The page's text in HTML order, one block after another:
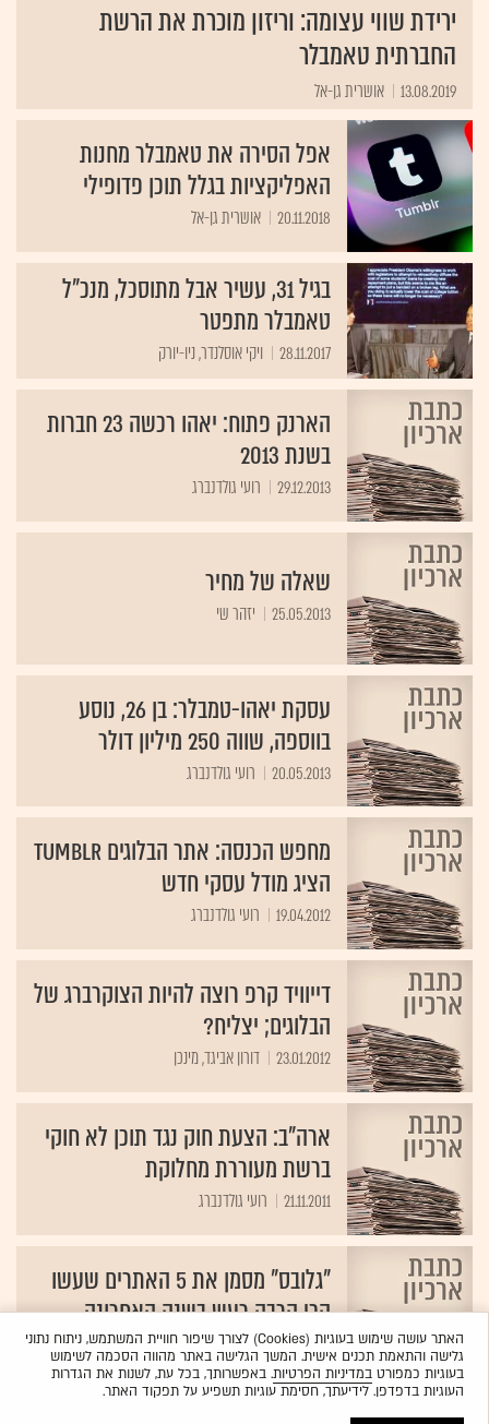
ירידת שווי עצומה: וריזון מוכרת את הרשת
החברתית טאמבלר
13.08.2019 אושרית גן-אל
אפל הסירה את טאמבלר מחנות
האפליקציות בגלל תוכן פדופילי
20.11.2018 אושרית גן-אל
בגיל 31, עשיר אבל מתוסכל, מנכ"ל
טאמבלר מתפטר
28.11.2017 ויקי אוסלנדר, ניו-יורק
הארנק פתוח: יאהו רכשה 23 חברות
בשנת 2013
29.12.2013 רועי גולדנברג
שאלה של מחיר
25.05.2013 יזהר שי
עסקת יאהו-טמבלר: בן 26, נוסע
בווספה, שווה 250 מיליון דולר
20.05.2013 רועי גולדנברג
מחפש הכנסה: אתר הבלוגים Tumblr
הציג מודל עסקי חדש
19.04.2012 רועי גולדנברג
דייוויד קרפ רוצה להיות הצוקרברג של
הבלוגים; יצליח?
23.01.2012 דורון אביגד, מינכן
ארה"ב: הצעת חוק נגד תוכן לא חוקי
ברשת מעוררת מחלוקת
21.11.2011 רועי גולדנברג
"גלובס" מסמן את 5 האתרים שעשו
הכי הרבה רעש בשנה האחרונה
27.10.2010 נועה פרג
האתר עושה שימוש בעוגיות (Cookies) לצורך שיפור חוויית המשתמש, ניתוח נתוני
גלישה והתאמת תכנים אישית. המשך הגלישה באתר מהווה הסכמה לשימוש
בעוגיות כמפורטבמדיניות הפרטיות. באפשרותך, בכל עת, לשנות את הגדרות
העוגיות בדפדפן. לידיעתך, חסימת עוגיות תשפיע על תפקוד האתר.